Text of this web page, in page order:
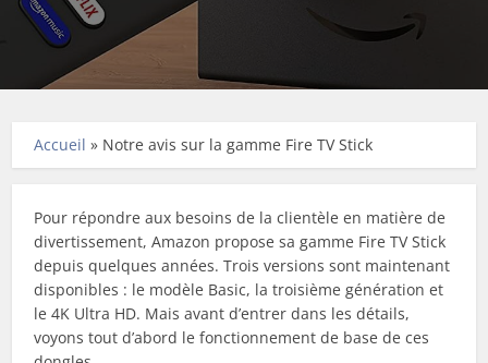
Accueil » Notre avis sur la gamme Fire TV Stick
Pour répondre aux besoins de la clientèle en matière de
divertissement, Amazon propose sa gamme Fire TV Stick
depuis quelques années. Trois versions sont maintenant
disponibles : le modèle Basic, la troisième génération et
le 4K Ultra HD. Mais avant d’entrer dans les détails,
voyons tout d’abord le fonctionnement de base de ces